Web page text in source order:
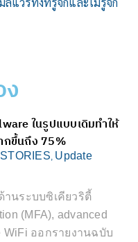
ในรูปแบบเดิมทำให้
กขึ้นถึง 75%
STORIES Update
านระบบซิเคียวริตี้
(MFA), advanced
WiFi ออกรายงานฉบับ